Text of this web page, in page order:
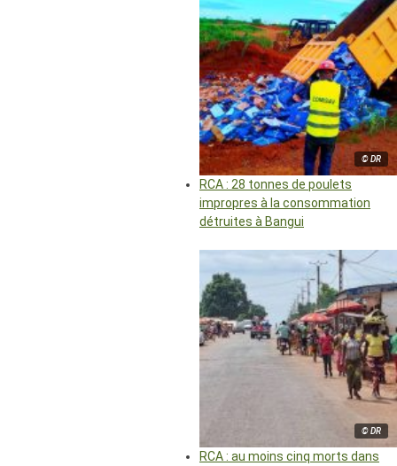
© DR
RCA : 28 tonnes de poulets
impropres à la consommation
détruites à Bangui
© DR
RCA : au moins cinq morts dans